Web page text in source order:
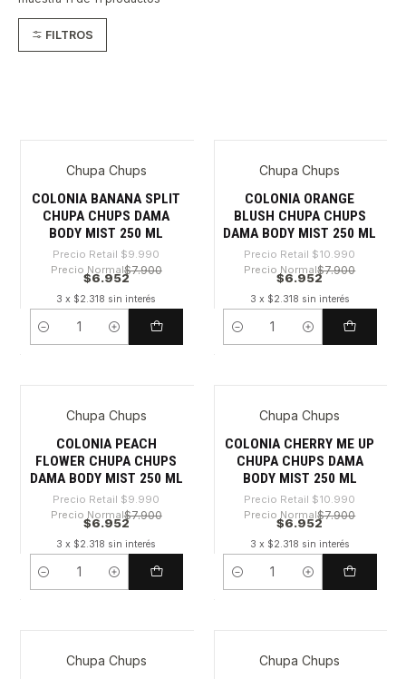
FILTROS
-30%Chupa Chups
COLONIA BANANA SPLIT
CHUPA CHUPS DAMA
BODY MIST 250 ML
Precio Retail $9.990
Precio Normal$7.900
$6.952
3 x $2.318 sin interés
Cantidad
-36%Chupa Chups
COLONIA ORANGE
BLUSH CHUPA CHUPS
DAMA BODY MIST 250 ML
Precio Retail $10.990
Precio Normal$7.900
$6.952
3 x $2.318 sin interés
Cantidad
-30%Chupa Chups
COLONIA PEACH
FLOWER CHUPA CHUPS
DAMA BODY MIST 250 ML
Precio Retail $9.990
Precio Normal$7.900
$6.952
3 x $2.318 sin interés
Cantidad
-36%Chupa Chups
COLONIA CHERRY ME UP
CHUPA CHUPS DAMA
BODY MIST 250 ML
Precio Retail $10.990
Precio Normal$7.900
$6.952
3 x $2.318 sin interés
Cantidad
-30%Chupa Chups -36%Chupa Chups